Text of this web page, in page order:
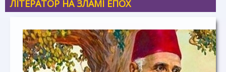
ЛІТЕРАТОР НА ЗЛАМІ ЕПОХ